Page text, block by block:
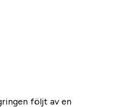
följt av en